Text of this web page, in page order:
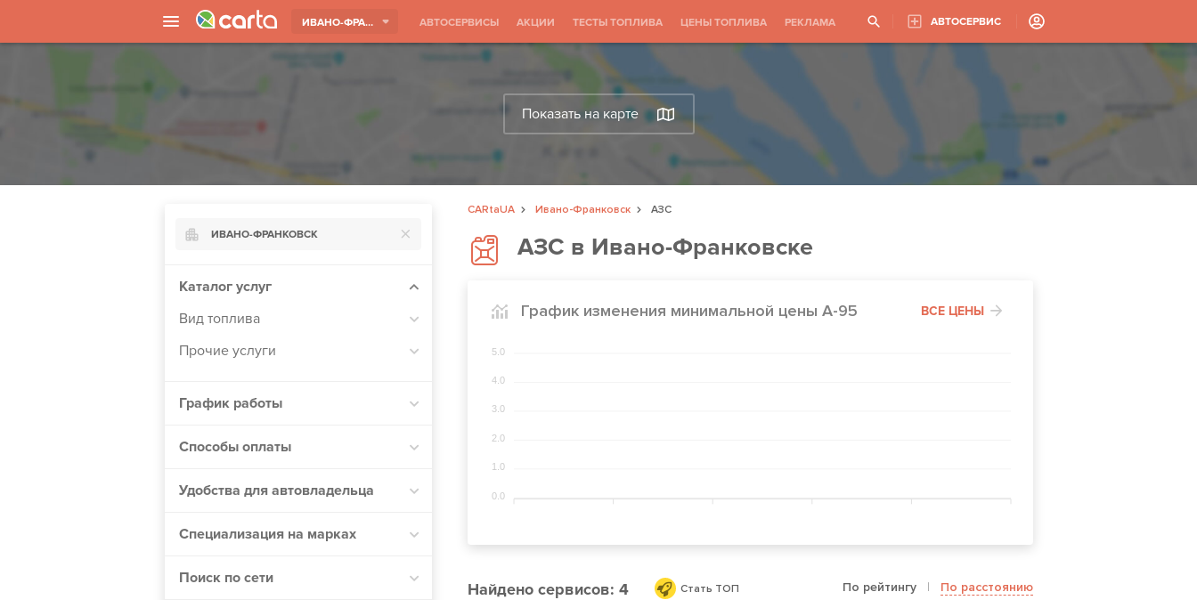
ИВАНО-ФРАНКОВСК АВТОСЕРВИСЫ АКЦИИ ТЕСТЫ ТОПЛИВА ЦЕНЫ ТОПЛИВА РЕКЛАМА АВТОСЕРВИС
Показать на карте
CARtaUA Ивано-Франковск
АЗС
ИВАНО-ФРАНКОВСК
Борисполь
Запорожье
Винница
Днепр
Одесса
Николаев
Сумы
Каталог услуг
Вид топлива
Прочие услуги
График работы
Способы оплаты
Удобства для автовладельца
Специализация на марках
Поиск по сети
АЗС в Ивано-Франковске
График изменения минимальной цены А-95 ВСЕ ЦЕНЫ
5.0
4.0
3.0
2.0
1.0
0.0
Найденосервисов: 4 Стать ТОП По рейтингу | По расстоянию